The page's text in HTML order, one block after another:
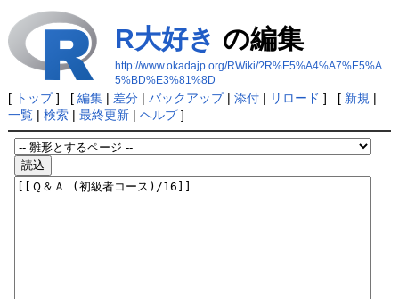
R大好き の編集
http://www.okadajp.org/RWiki/?R%E5%A4%A7%E5%A
5%BD%E3%81%8D
[ トップ] [ 編集| 差分| バックアップ| 添付| リロード ] [ 新規 |
一覧| 検索| 最終更新| ヘルプ]